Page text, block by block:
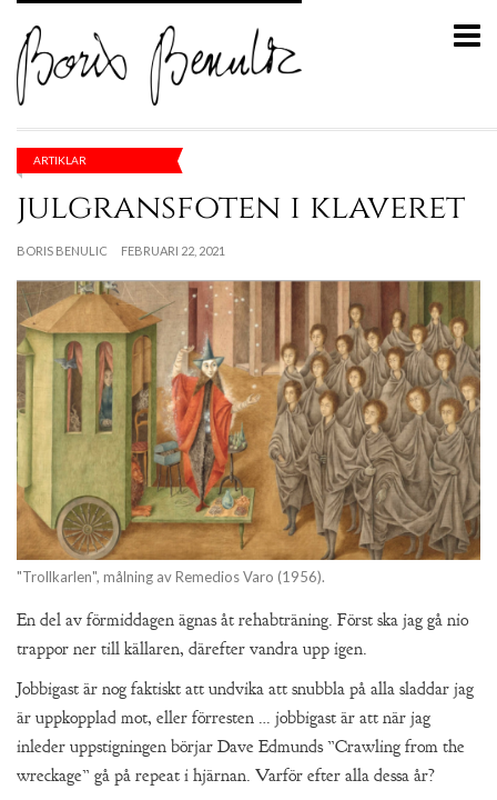
ARTIKLAR
julgransfoten i klaveret
BORIS BENULIC FEBRUARI 22, 2021
"Trollkarlen", målning av Remedios Varo (1956).
En del av förmiddagen ägnas åt rehabträning. Först ska jag gå nio
trappor ner till källaren, därefter vandra upp igen.
Jobbigast är nog faktiskt att undvika att snubbla på alla sladdar jag
är uppkopplad mot, eller förresten … jobbigast är att när jag
inleder uppstigningen börjar Dave Edmunds ”Crawling from the
wreckage” gå på repeat i hjärnan. Varför efter alla dessa år?